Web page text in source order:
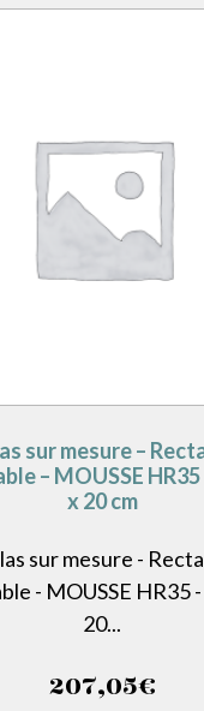
sur mesure –
– MOUSSE HR35
x 20 cm
sur mesure -
- MOUSSE HR35
20...
207,05€